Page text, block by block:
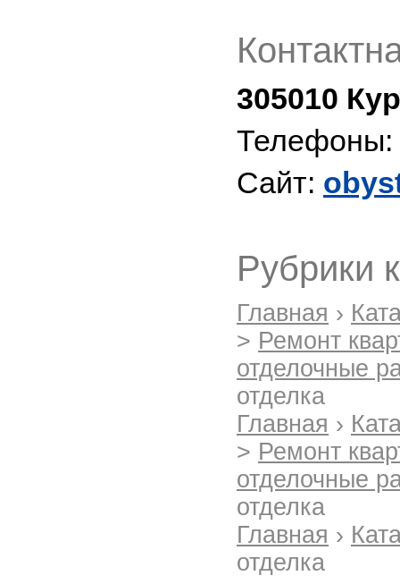
305010
Телефоны:
Сайт:
Рубрики
Главная ›
> Ремонт
отделочные
отделка
Главная ›
> Ремонт
отделочные
отделка
Главная ›
отделка